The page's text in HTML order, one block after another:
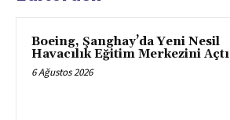
Boeing, Şanghay’da Yeni Nesil
Havacılık Eğitim Merkezini Açtı
6 Ağustos 2026